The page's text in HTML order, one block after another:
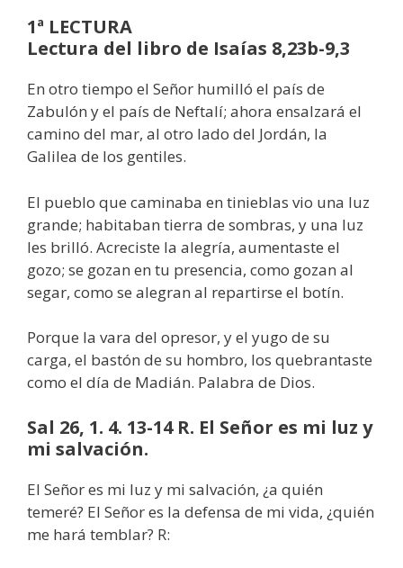
1ª LECTURA
Lectura del libro de Isaías 8,23b-9,3
En otro tiempo el Señor humilló el país de
Zabulón y el país de Neftalí; ahora ensalzará el
camino del mar, al otro lado del Jordán, la
Galilea de los gentiles.
El pueblo que caminaba en tinieblas vio una luz
grande; habitaban tierra de sombras, y una luz
les brilló. Acreciste la alegría, aumentaste el
gozo; se gozan en tu presencia, como gozan al
segar, como se alegran al repartirse el botín.
Porque la vara del opresor, y el yugo de su
carga, el bastón de su hombro, los quebrantaste
como el día de Madián. Palabra de Dios.
Sal 26, 1. 4. 13-14 R. El Señor es mi luz y
mi salvación.
El Señor es mi luz y mi salvación, ¿a quién
temeré? El Señor es la defensa de mi vida, ¿quién
me hará temblar? R: